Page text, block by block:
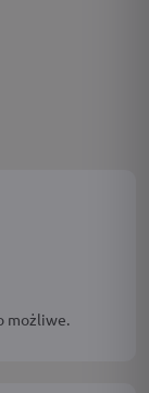
możliwe.